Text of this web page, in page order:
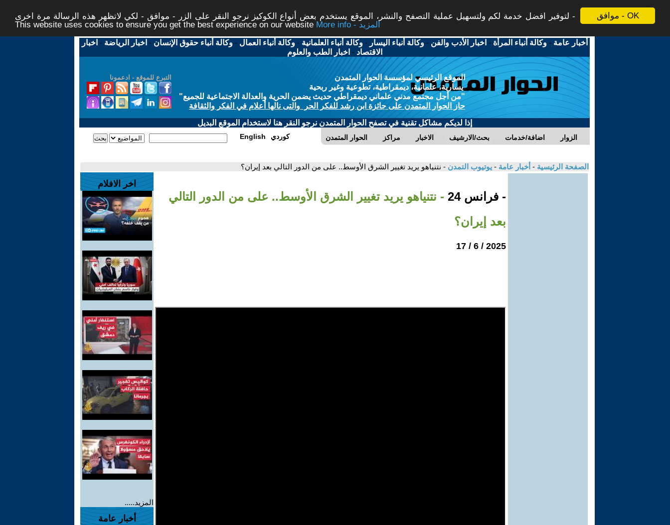
موافق - OK
لتوفير افضل خدمة لكم ولتسهيل عملية التصفح والنشر، الموقع يستخدم بعض أنواع الكوكيز نرجو النقر على الزر - موافق - لكي لاتظهر هذه الرسالة مرة اخرى -
This website uses cookies to ensure you get the best experience on our website
More info - المزيد
أخبار عامة -وكالة أنباء المرأة - اخبار الأدب والفن -وكالة أنباء اليسار -وكالة أنباء العلمانية -وكالة أنباء العمال -وكالة أنباء حقوق الإنسان - اخبار الرياضة - اخبار
الاقتصاد - اخبار الطب والعلوم
التبرع للموقع - ادعمونا
الموقع الرئيسي لمؤسسة الحوار المتمدن
يسارية، علمانية، ديمقراطية، تطوعية وغير ربحية
"من أجل مجتمع مدني علماني ديمقراطي حديث يضمن الحرية والعدالة الاجتماعية للجميع"
حاز الحوار المتمدن على جائزة ابن رشد للفكر الحر والتى نالها أعلام في الفكر والثقافة
إذا لديكم مشاكل تقنية في تصفح الحوار المتمدن نرجو النقر هنا لاستخدام الموقع البديل
الحوار المتمدن مراكز الاخبار بحث/الارشيف اضافة/خدمات الزوار English كوردي
الصفحة الرئيسية - أخبار عامة - يوتيوب التمدن - نتنياهو يريد تغيير الشرق الأوسط.. على من الدور التالي بعد إيران؟
- فرانس 24
- نتنياهو يريد تغيير الشرق الأوسط.. على من الدور التالي
بعد إيران؟
2025 / 6 / 17
اخر الافلام
المزيد.....
أخبار عامة